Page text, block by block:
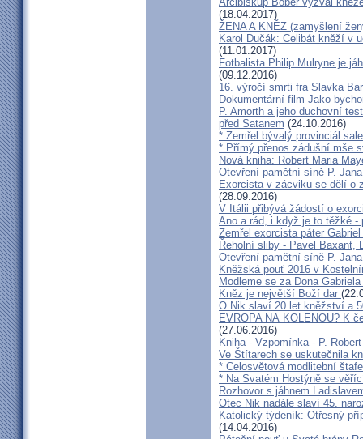
(18.04.2017)
ŽENA A KNĚZ (zamyšlení
Karol Dučák: Celibát kněží v
(11.01.2017)
Fotbalista Philip Mulryne je
(09.12.2016)
16. výročí smrti fra Slavka
Dokumentární film Jako
P. Amorth a jeho duchovní
před Satanem (24.10.2016)
* Zemřel bývalý provinciál
* Přímý přenos zádušní mše
Nová kniha: Robert Maria
Otevření pamětní síně P.
Exorcista v zácviku se dělí o
(28.09.2016)
V Itálii přibývá žádostí o
Ano a rád, i když je to těžké -
Zemřel exorcista páter Gabriel
Řeholní sliby - Pavel Baxant,
Otevření pamětní síně P.
Kněžská pouť 2016 v
Modleme se za Dona
Kněz je největší Boží dar
O.Nik slaví 20 let kněžství a
EVROPA NA KOLENOU? K
(27.06.2016)
Kniha - Vzpomínka - P.
Ve Štítarech se uskutečnila
* Celosvětová modlitební
* Na Svatém Hostýně se
Rozhovor s jáhnem
Otec Nik nadále slaví 45.
Katolický týdeník: Otřesný
(14.04.2016)